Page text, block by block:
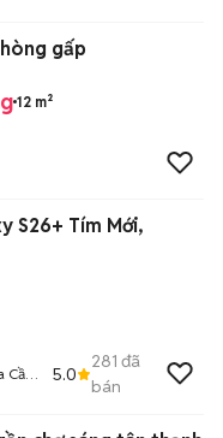
gấp
12 m²
S26+ Tím Mới,
Cần
5.0
281 đã
bán